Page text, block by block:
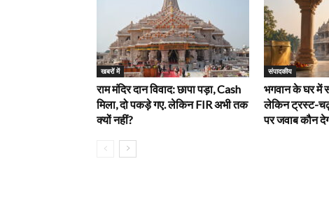
खबरों में
राम मंदिर दान विवाद: छापा पड़ा, Cash
मिला, दो पकड़े गए. लेकिन FIR अभी तक
क्यों नहीं?
‎संपादकीय
भगवान के घर में
लेकिन ट्रस्ट-
पर जवाब कौन